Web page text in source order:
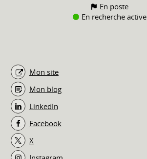
En poste
En recherche active
Mon site
Mon blog
LinkedIn
Facebook
X